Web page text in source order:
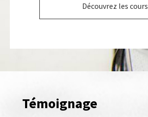
Découvrez les cours
Témoignage